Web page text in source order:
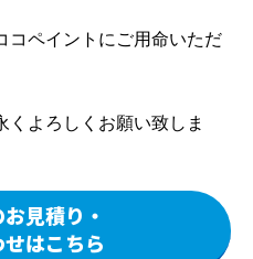
コペイントにご用命いただ
よろしくお願い致しま
見積り・
はこちら